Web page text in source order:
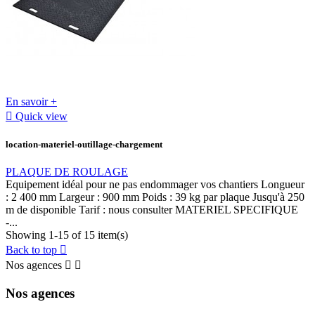
En savoir +
 Quick view
location-materiel-outillage-chargement
PLAQUE DE ROULAGE
Equipement idéal pour ne pas endommager vos chantiers Longueur
: 2 400 mm Largeur : 900 mm Poids : 39 kg par plaque Jusqu'à 250
m de disponible Tarif : nous consulter MATERIEL SPECIFIQUE
-...
Showing 1-15 of 15 item(s)
Back to top 
Nos agences  
Nos agences